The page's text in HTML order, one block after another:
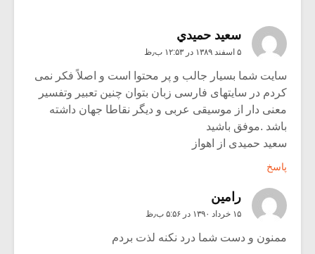
سعيد حميدي
۵ اسفند ۱۳۸۹ در ۱۲:۵۳ ب٫ظ
سایت شما بسیار جالب و پر محتوا است و اصلاً فکر نمی
کردم در سایتهای فارسی زبان بتوان چنین تعبیر وتفسیر
معنی دار از موسیقی عربی و دیگر نقاطا جهان داشته
باشد .موفق باشید
سعید حمیدی از اهواز
پاسخ
رامين
۱۵ خرداد ۱۳۹۰ در ۵:۵۶ ب٫ظ
ممنون و دست شما درد نکنه لذت بردم